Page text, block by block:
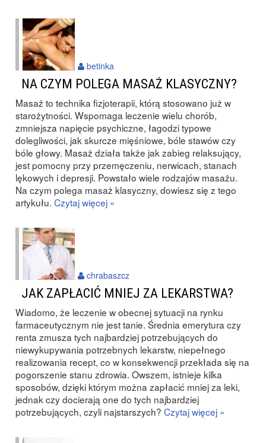
NA CZYM POLEGA MASAŻ KLASYCZNY?
Masaż to technika fizjoterapii, którą stosowano już w
starożytności. Wspomaga leczenie wielu chorób,
zmniejsza napięcie psychiczne, łagodzi typowe
dolegliwości, jak skurcze mięśniowe, bóle stawów czy
bóle głowy. Masaż działa także jak zabieg relaksujący,
jest pomocny przy przemęczeniu, nerwicach, stanach
lękowych i depresji. Powstało wiele rodzajów masażu.
Na czym polega masaż klasyczny, dowiesz się z tego
artykułu. Czytaj więcej »
betinka
JAK ZAPŁACIĆ MNIEJ ZA LEKARSTWA?
Wiadomo, że leczenie w obecnej sytuacji na rynku
farmaceutycznym nie jest tanie. Średnia emerytura czy
renta zmusza tych najbardziej potrzebujących do
niewykupywania potrzebnych lekarstw, niepełnego
realizowania recept, co w konsekwencji przekłada się na
pogorszenie stanu zdrowia. Owszem, istnieje kilka
sposobów, dzięki którym można zapłacić mniej za leki,
jednak czy docierają one do tych najbardziej
potrzebujących, czyli najstarszych? Czytaj więcej »
chrabaszcz